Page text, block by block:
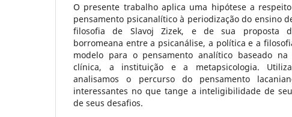
O presente trabalho aplica uma hipótese a
pensamento psicanalítico à periodização do ensino
filosofia de Slavoj Zizek, e de sua proposta
borromeana entre a psicanálise, a política e a
modelo para o pensamento analítico baseado
clínica, a instituição e a metapsicologia.
analisamos o percurso do pensamento
interessantes no que tange a inteligibilidade de
de seus desafios.